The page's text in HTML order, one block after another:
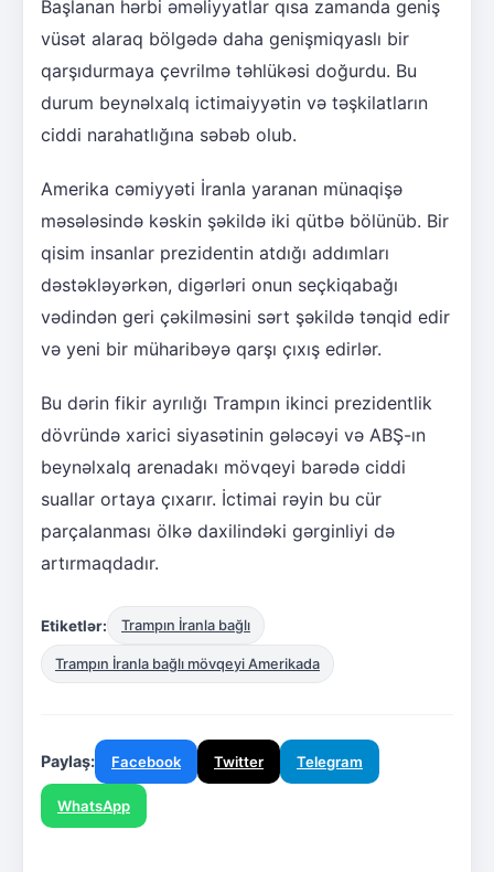
Başlanan hərbi əməliyyatlar qısa zamanda geniş
vüsət alaraq bölgədə daha genişmiqyaslı bir
qarşıdurmaya çevrilmə təhlükəsi doğurdu. Bu
durum beynəlxalq ictimaiyyətin və təşkilatların
ciddi narahatlığına səbəb olub.
Amerika cəmiyyəti İranla yaranan münaqişə
məsələsində kəskin şəkildə iki qütbə bölünüb. Bir
qisim insanlar prezidentin atdığı addımları
dəstəkləyərkən, digərləri onun seçkiqabağı
vədindən geri çəkilməsini sərt şəkildə tənqid edir
və yeni bir müharibəyə qarşı çıxış edirlər.
Bu dərin fikir ayrılığı Trampın ikinci prezidentlik
dövründə xarici siyasətinin gələcəyi və ABŞ-ın
beynəlxalq arenadakı mövqeyi barədə ciddi
suallar ortaya çıxarır. İctimai rəyin bu cür
parçalanması ölkə daxilindəki gərginliyi də
artırmaqdadır.
Etiketlər: Trampın İranla bağlı
Trampın İranla bağlı mövqeyi Amerikada
Paylaş: Facebook Twitter Telegram
WhatsApp